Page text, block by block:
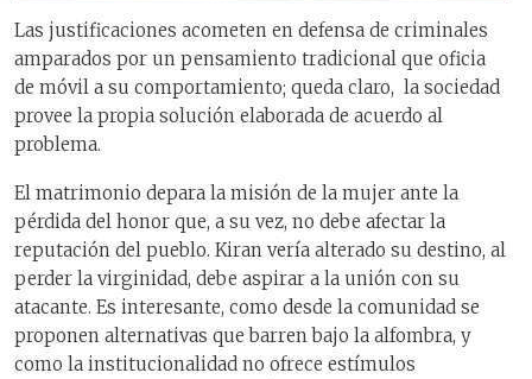
Las justificaciones acometen en defensa de criminales
amparados por un pensamiento tradicional que oficia
de móvil a su comportamiento; queda claro, la sociedad
provee la propia solución elaborada de acuerdo al
problema.
El matrimonio depara la misión de la mujer ante la
pérdida del honor que, a su vez, no debe afectar la
reputación del pueblo. Kiran vería alterado su destino, al
perder la virginidad, debe aspirar a la unión con su
atacante. Es interesante, como desde la comunidad se
proponen alternativas que barren bajo la alfombra, y
como la institucionalidad no ofrece estímulos